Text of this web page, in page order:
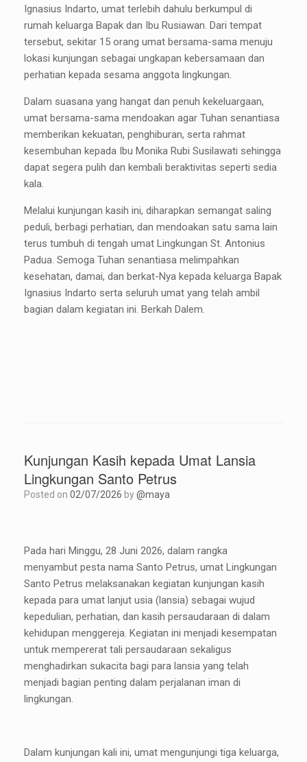
Ignasius Indarto, umat terlebih dahulu berkumpul di
rumah keluarga Bapak dan Ibu Rusiawan. Dari tempat
tersebut, sekitar 15 orang umat bersama-sama menuju
lokasi kunjungan sebagai ungkapan kebersamaan dan
perhatian kepada sesama anggota lingkungan.
Dalam suasana yang hangat dan penuh kekeluargaan,
umat bersama-sama mendoakan agar Tuhan senantiasa
memberikan kekuatan, penghiburan, serta rahmat
kesembuhan kepada Ibu Monika Rubi Susilawati sehingga
dapat segera pulih dan kembali beraktivitas seperti sedia
kala.
Melalui kunjungan kasih ini, diharapkan semangat saling
peduli, berbagi perhatian, dan mendoakan satu sama lain
terus tumbuh di tengah umat Lingkungan St. Antonius
Padua. Semoga Tuhan senantiasa melimpahkan
kesehatan, damai, dan berkat-Nya kepada keluarga Bapak
Ignasius Indarto serta seluruh umat yang telah ambil
bagian dalam kegiatan ini. Berkah Dalem.
Kunjungan Kasih kepada Umat Lansia
Lingkungan Santo Petrus
Posted on 02/07/2026 by@maya
Pada hari Minggu, 28 Juni 2026, dalam rangka
menyambut pesta nama Santo Petrus, umat Lingkungan
Santo Petrus melaksanakan kegiatan kunjungan kasih
kepada para umat lanjut usia (lansia) sebagai wujud
kepedulian, perhatian, dan kasih persaudaraan di dalam
kehidupan menggereja. Kegiatan ini menjadi kesempatan
untuk mempererat tali persaudaraan sekaligus
menghadirkan sukacita bagi para lansia yang telah
menjadi bagian penting dalam perjalanan iman di
lingkungan.
Dalam kunjungan kali ini, umat mengunjungi tiga keluarga,